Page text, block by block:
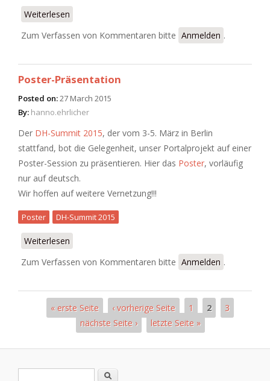
Weiterlesen
Zum Verfassen von Kommentaren bitte Anmelden .
Poster-Präsentation
Posted on:27 March 2015
By: hanno.ehrlicher
Der DH-Summit 2015, der vom 3-5. März in Berlin
stattfand, bot die Gelegenheit, unser Portalprojekt auf einer
Poster-Session zu präsentieren. Hier das Poster, vorläufig
nur auf deutsch.
Wir hoffen auf weitere Vernetzung!!!
Poster DH-Summit 2015
Weiterlesen
Zum Verfassen von Kommentaren bitte Anmelden .
Seiten« erste Seite ‹ vorherige Seite 1 2
3
nächste Seite ›
letzte Seite »
Suche